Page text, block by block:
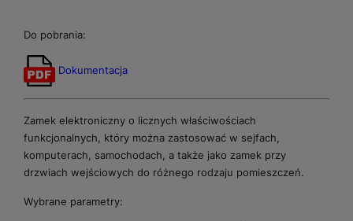
Do pobrania:
Dokumentacja
Zamek elektroniczny o licznych właściwościach
funkcjonalnych, który można zastosować w sejfach,
komputerach, samochodach, a także jako zamek przy
drzwiach wejściowych do różnego rodzaju pomieszczeń.
Wybrane parametry: